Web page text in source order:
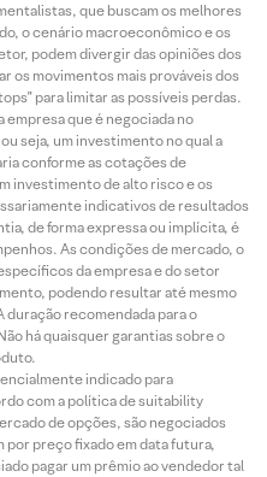
que buscam os melhores
o cenário macroeconômico e os
podem divergir das opiniões dos
os movimentos mais prováveis dos
para limitar as possíveis perdas.
empresa que é negociada no
seja, um investimento no qual a
conforme as cotações de
investimento de alto risco e os
indicativos de resultados
de forma expressa ou implícita, é
As condições de mercado, o
da empresa e do setor
podendo resultar até mesmo
recomendada para o
há quaisquer garantias sobre o
indicado para
com a política de suitability
de opções, são negociados
por preço fixado em data futura,
pagar um prêmio ao vendedor tal